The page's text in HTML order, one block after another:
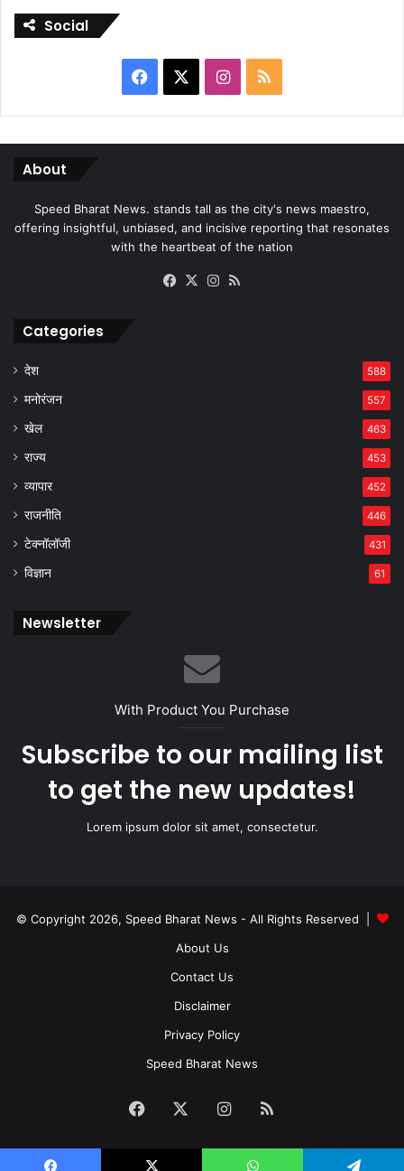
Social
Facebook Instagram
RSS
About
Speed Bharat News. stands tall as the city's news maestro,
offering insightful, unbiased, and incisive reporting that resonates
with the heartbeat of the nation
Facebook
X Instagram
Categories
देश 588
मनोरंजन 557
खेल 463
राज्य 453
व्यापार 452
राजनीति 446
टेक्नॉलॉजी 431
विज्ञान 61
Newsletter
With Product You Purchase
Subscribe to our mailing list
to get the new updates!
Lorem ipsum dolor sit amet, consectetur.
© Copyright 2026, Speed Bharat News - All Rights Reserved |
About Us
Contact Us
Disclaimer
Privacy Policy
Speed Bharat News
Facebook Instagram
RSS